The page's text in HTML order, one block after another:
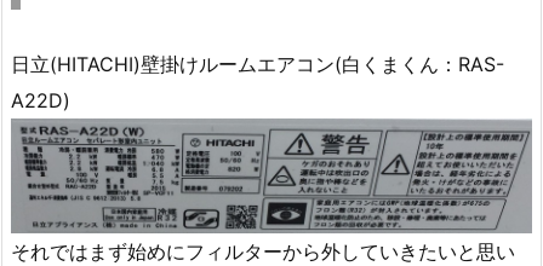
日立(HITACHI)壁掛けルームエアコン(白くまくん：RAS-
A22D)
それではまず始めにフィルターから外していきたいと思い